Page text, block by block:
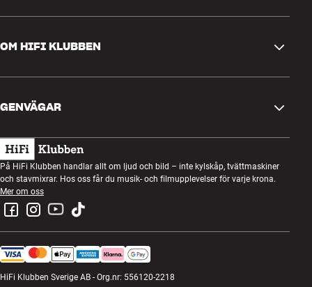
Retur och reklamation
Ångra beställning
Köpvillkor
Integritetspolicy
OM HIFI KLUBBEN
Kundklubb
Lyssnarkväll
Tävlingar
Jobb i HiFi Klubben
GENVÄGAR
Presentkort
Bygg med ljud
Montering och installation
Retur av elavfall
Produktrecensioner
På HiFi Klubben handlar allt om ljud och bild – inte kylskåp, tvättmaskiner
och stavmixrar. Hos oss får du musik- och filmupplevelser för varje krona.
Mer om oss
HiFi Klubben Sverige AB - Org.nr: 556120-2218